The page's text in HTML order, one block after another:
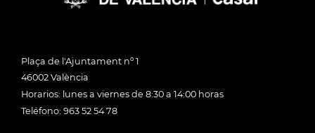
Plaça de l'Ajuntament nº 1
46002 València
Horarios: lunes a viernes de 8:30 a 14:00 horas
Teléfono: 963 52 54 78